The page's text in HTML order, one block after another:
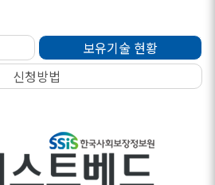
보유기술 현황
신청방법